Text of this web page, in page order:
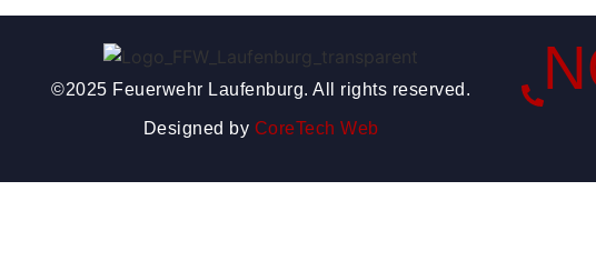
©2025 Feuerwehr Laufenburg. All rights reserved.
Designed by CoreTech Web